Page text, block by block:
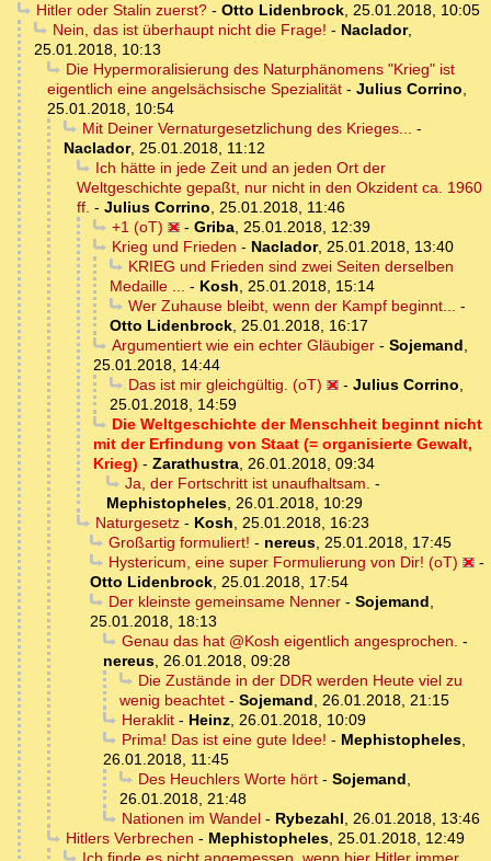
Hitler oder Stalin zuerst?- Otto Lidenbrock, 25.01.2018, 10:05
Nein, das ist überhaupt nicht die Frage! - Naclador,
25.01.2018, 10:13
Die Hypermoralisierung des Naturphänomens "Krieg" ist
eigentlich eine angelsächsische Spezialität - Julius Corrino,
25.01.2018, 10:54
Mit Deiner Vernaturgesetzlichung des Krieges... -
Naclador, 25.01.2018, 11:12
Ich hätte in jede Zeit und an jeden Ort der
Weltgeschichte gepaßt, nur nicht in den Okzident ca. 1960
ff. - Julius Corrino, 25.01.2018, 11:46
+1 (oT)
- Griba, 25.01.2018, 12:39
Krieg und Frieden - Naclador, 25.01.2018, 13:40
KRIEG und Frieden sind zwei Seiten derselben
Medaille ... - Kosh, 25.01.2018, 15:14
Wer Zuhause bleibt, wenn der Kampf beginnt... -
Otto Lidenbrock, 25.01.2018, 16:17
Argumentiert wie ein echter Gläubiger- Sojemand,
25.01.2018, 14:44
Das ist mir gleichgültig. (oT)
- Julius Corrino,
25.01.2018, 14:59
Die Weltgeschichte der Menschheit beginnt nicht
mit der Erfindung von Staat (= organisierte Gewalt,
Krieg) - Zarathustra, 26.01.2018, 09:34
Ja, der Fortschritt ist unaufhaltsam. -
Mephistopheles, 26.01.2018, 10:29
Naturgesetz- Kosh, 25.01.2018, 16:23
Großartig formuliert! - nereus, 25.01.2018, 17:45
Hystericum, eine super Formulierung von Dir! (oT)
-
Otto Lidenbrock, 25.01.2018, 17:54
Der kleinste gemeinsame Nenner- Sojemand,
25.01.2018, 18:13
Genau das hat @Kosh eigentlich angesprochen. -
nereus, 26.01.2018, 09:28
Die Zustände in der DDR werden Heute viel zu
wenig beachtet - Sojemand, 26.01.2018, 21:15
Heraklit- Heinz, 26.01.2018, 10:09
Prima! Das ist eine gute Idee! - Mephistopheles,
26.01.2018, 11:45
Des Heuchlers Worte hört- Sojemand,
26.01.2018, 21:48
Nationen im Wandel- Rybezahl, 26.01.2018, 13:46
Hitlers Verbrechen - Mephistopheles, 25.01.2018, 12:49